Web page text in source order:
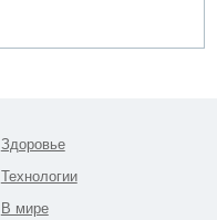
Здоровье
Технологии
В мире